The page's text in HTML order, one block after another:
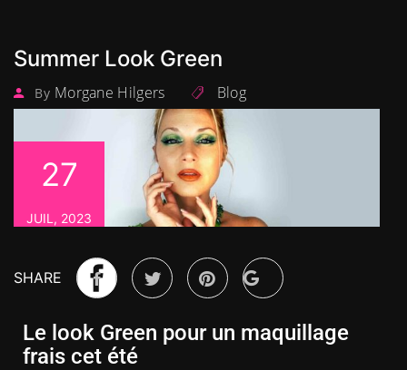
Summer Look Green
By Morgane Hilgers Blog
27
JUIL, 2023
SHARE
Le look Green pour un maquillage
frais cet été